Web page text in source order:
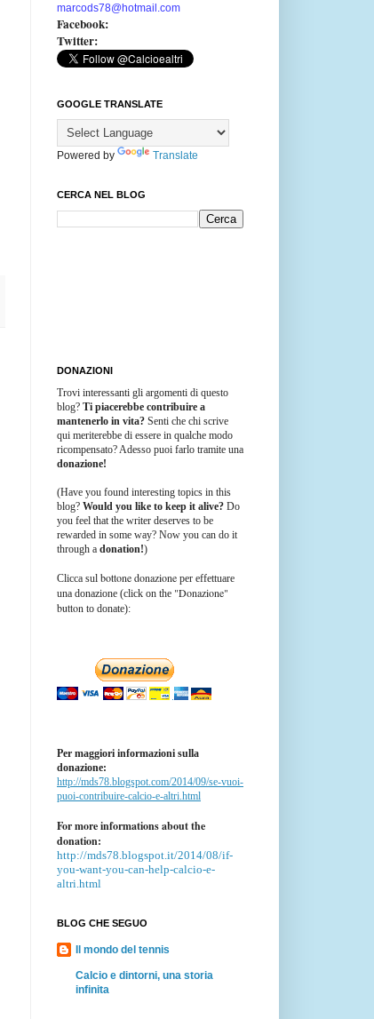
marcods78@hotmail.com
Facebook:
Twitter:
GOOGLE TRANSLATE
Powered by Translate
CERCA NEL BLOG
DONAZIONI
Trovi interessanti gli argomenti di questo
blog? Ti piacerebbe contribuire a
mantenerlo in vita? Senti che chi scrive
qui meriterebbe di essere in qualche modo
ricompensato? Adesso puoi farlo tramite una
donazione!
(Have you found interesting topics in this
blog? Would you like to keep it alive? Do
you feel that the writer deserves to be
rewarded in some way? Now you can do it
through a donation!)
Clicca sul bottone donazione per effettuare
una donazione (click on the "Donazione"
button to donate):
Per maggiori informazioni sulla
donazione:
http://mds78.blogspot.com/2014/09/se-vuoi-
puoi-contribuire-calcio-e-altri.html
For more informations about the
donation:
http://mds78.blogspot.it/2014/08/if-
you-want-you-can-help-calcio-e-
altri.html
BLOG CHE SEGUO
Il mondo del tennis
Calcio e dintorni, una storia
infinita